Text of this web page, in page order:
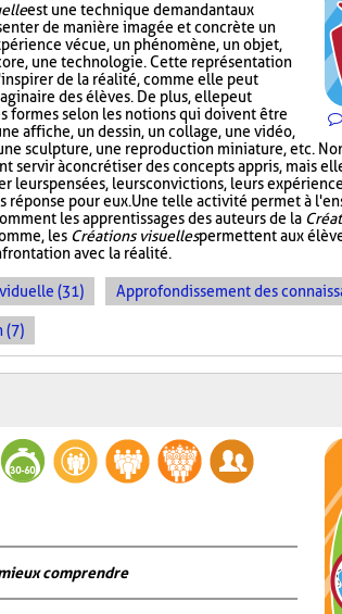
est une technique demandant aux
de manière imagée et concrète un
vécue, un phénomène, un objet,
une technologie. Cette représentation
de la réalité, comme elle peut
des élèves. De plus, elle peut
formes selon les notions qui doivent être
affiche, un dessin, un collage, une vidéo,
sculpture, une reproduction miniature, etc.
servir à concrétiser des concepts appris, mais
leurs pensées, leurs convictions, leurs
réponse pour eux. Une telle activité permet à
les apprentissages des auteurs de la
les Créations visuellespermettent aux
avec la réalité.
(31) Approfondissement des
(7)
comprendre